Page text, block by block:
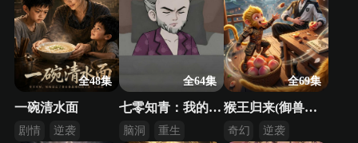
全48集
一碗清水面
剧情
逆袭
全64集
七零知青：我的空间能装万物
脑洞
重生
全69集
猴王归来(御兽：我有一个简化系统)
奇幻
逆袭